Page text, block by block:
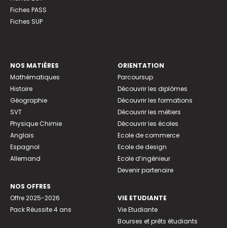
Fiches PASS
Fiches SUP
NOS MATIÈRES
Mathématiques
Histoire
Géographie
SVT
Physique Chimie
Anglais
Espagnol
Allemand
NOS OFFRES
Offre 2025-2026
Pack Réussite 4 ans
ORIENTATION
Parcoursup
Découvrir les diplômes
Découvrir les formations
Découvrir les métiers
Découvrir les écoles
Ecole de commerce
Ecole de design
Ecole d’ingénieur
Devenir partenaire
VIE ETUDIANTE
Vie Etudiante
Bourses et prêts étudiants